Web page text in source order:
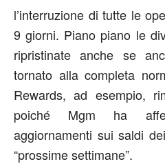
l’interruzione di tutte le
9 giorni. Piano piano le
ripristinate anche se
tornato alla completa
Rewards, ad esempio,
poiché Mgm ha
aggiornamenti sui saldi
“prossime settimane”.